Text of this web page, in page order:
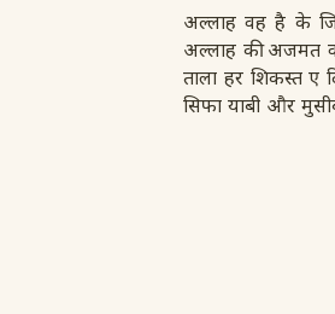
अल्लाह वह है के
अल्लाह की अजमत
ताला हर शिकस्त ए
सिफा याबी और